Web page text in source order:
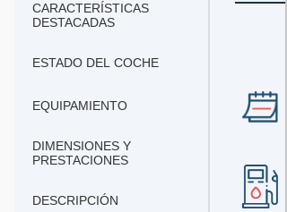
CARACTERÍSTICAS
DESTACADAS
ESTADO DEL COCHE
EQUIPAMIENTO
DIMENSIONES Y
PRESTACIONES
DESCRIPCIÓN